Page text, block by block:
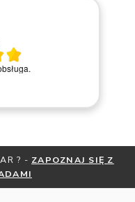
? - ZAPOZNAJ SIĘ Z